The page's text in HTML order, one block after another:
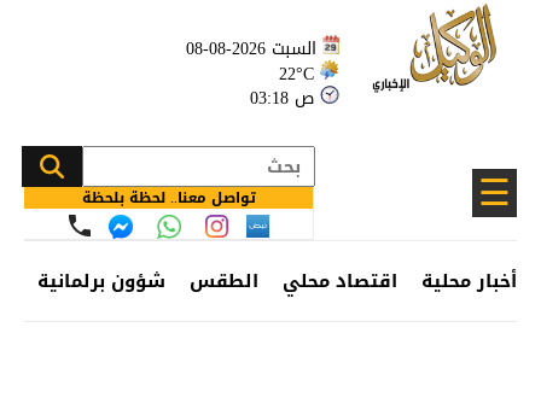
السبت 2026-08-08
22°C
03:18 ص
☰ تواصل معنا.. لحظة بلحظة
أخبار محلية اقتصاد محلي الطقس شؤون برلمانية